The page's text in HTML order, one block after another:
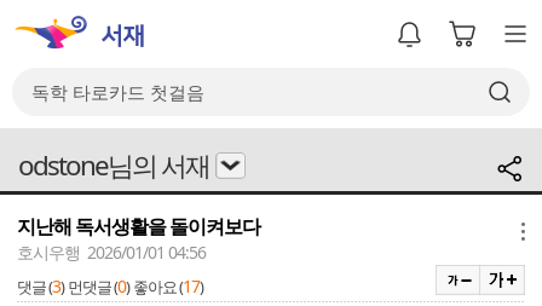
odstone님의 서재
지난해 독서생활을 돌이켜보다
호시우행 2026/01/01 04:56
댓글 (3) 먼댓글 (0) 좋아요 (17)